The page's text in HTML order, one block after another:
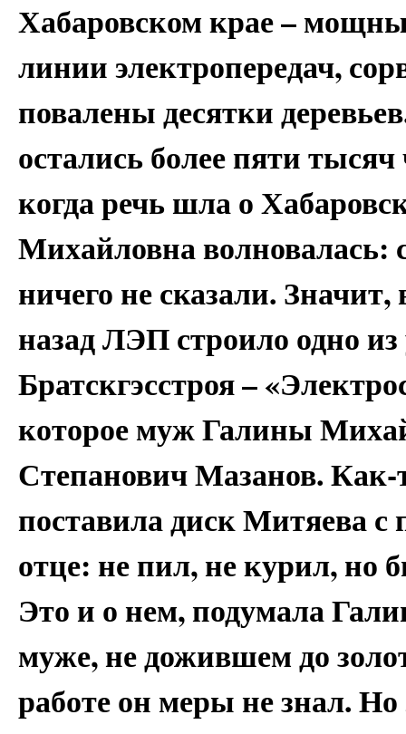
Хабаровском крае –
линии электропередач,
повалены десятки
остались более пяти
когда речь шла о
Михайловна волновалась:
ничего не сказали.
назад ЛЭП строило одно
Братскгэсстроя –
которое муж Галины
Степанович Мазанов.
поставила диск Митяева с
отце: не пил, не курил, но
Это и о нем, подумала
муже, не дожившем до
работе он меры не знал.